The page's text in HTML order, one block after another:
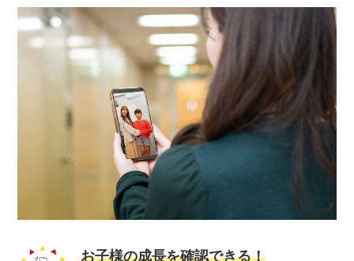
お子様の成長を確認できる！